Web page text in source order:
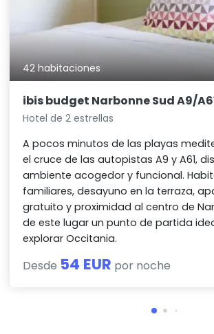
42 habitaciones
ibis budget Narbonne Sud A9/
Hotel de 2 estrellas
A pocos minutos de las playas
el cruce de las autopistas A9 y A61,
ambiente acogedor y funcional.
familiares, desayuno en la terraza,
gratuito y proximidad al centro de
de este lugar un punto de partida
explorar Occitania.
Desde 54 EUR por noche